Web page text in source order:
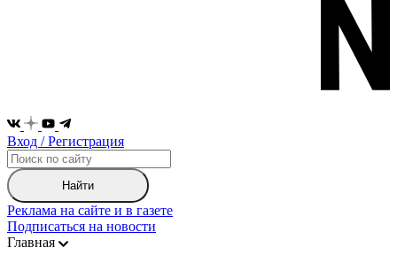
Вход / Регистрация
Найти
Реклама на сайте и в газете
Подписаться на новости
Главная